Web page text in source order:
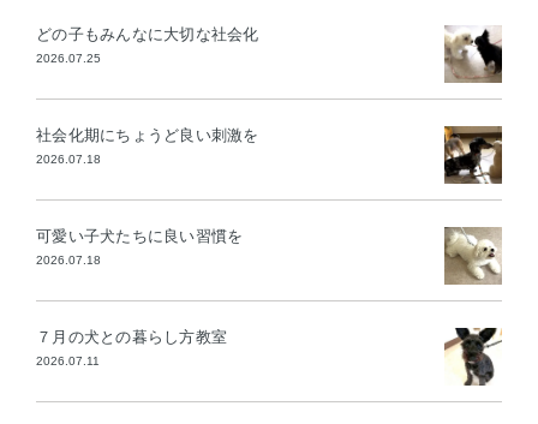
どの子もみんなに大切な社会化
2026.07.25
社会化期にちょうど良い刺激を
2026.07.18
可愛い子犬たちに良い習慣を
2026.07.18
７月の犬との暮らし方教室
2026.07.11